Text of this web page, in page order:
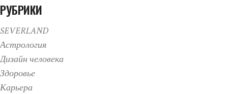
РУБРИКИ
SEVERLAND
Астрология
Дизайн человека
Здоровье
Карьера